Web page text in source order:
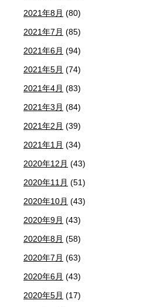
2021年8月 (80)
2021年7月 (85)
2021年6月 (94)
2021年5月 (74)
2021年4月 (83)
2021年3月 (84)
2021年2月 (39)
2021年1月 (34)
2020年12月 (43)
2020年11月 (51)
2020年10月 (43)
2020年9月 (43)
2020年8月 (58)
2020年7月 (63)
2020年6月 (43)
2020年5月 (17)